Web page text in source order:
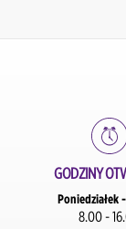
GODZINY
Poniedziałek
8.00 -